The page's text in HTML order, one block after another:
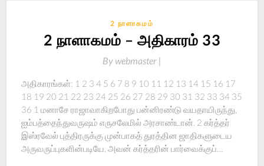
2 நாளாகமம்
2 நாளாகமம் – அதிகாரம் 33
By webmaster |
அதிகாரங்கள்: 1 2 3 4 5 6 7 8 9 10 11 12 13 14 15 16 17
18 19 20 21 22 23 24 25 26 27 28 29 30 31 32 33 34 35
36 1 மனாசே ராஜாவாகிறபோது பன்னிரண்டு வயதாயிருந்து,
ஐம்பத்தைந்துவருஷம் எருசலேமில் அரசாண்டான். 2 கர்த்தர்
இஸ்ரவேல் புத்திரருக்கு முன்பாகத் துரத்தின ஜாதிகளுடைய
அருவருப்புகளின்படியே, அவன் கர்த்தரின் பார்வைக்குப்…